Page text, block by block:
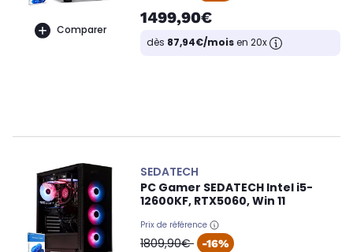
Comparer
1499,90€
dès 87,94€/moisen 20x
SEDATECH
PC Gamer SEDATECH Intel i5-
12600KF, RTX5060, Win 11
Prix de référence
oldPrice
1809,90€ -16%